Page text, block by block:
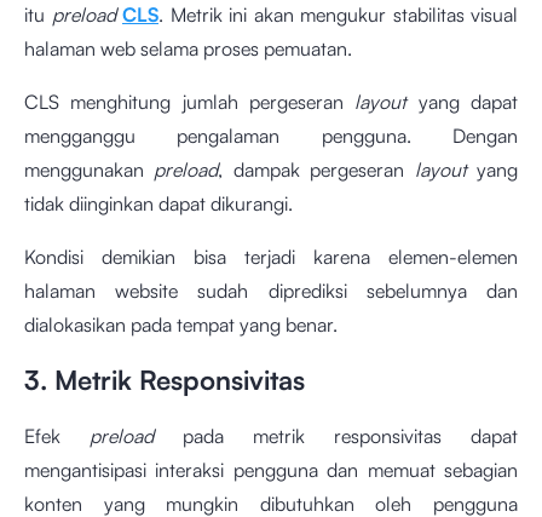
itu preloadCLS. Metrik ini akan mengukur stabilitas visual
halaman web selama proses pemuatan.
CLS menghitung jumlah pergeseran layoutyang dapat
mengganggu pengalaman pengguna. Dengan
menggunakan preload, dampak pergeseran layoutyang
tidak diinginkan dapat dikurangi.
Kondisi demikian bisa terjadi karena elemen-elemen
halaman website sudah diprediksi sebelumnya dan
dialokasikan pada tempat yang benar.
3. Metrik Responsivitas
Efek preloadpada metrik responsivitas dapat
mengantisipasi interaksi pengguna dan memuat sebagian
konten yang mungkin dibutuhkan oleh pengguna